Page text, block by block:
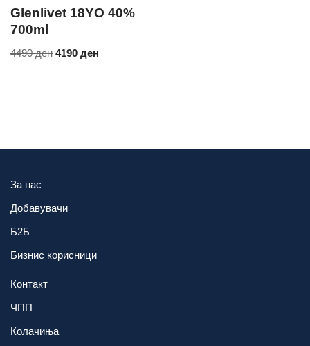
Glenlivet 18YO 40%
700ml
4490ден 4190 ден
За нас
Добавувачи
Б2Б
Бизнис корисници
Контакт
ЧПП
Колачиња